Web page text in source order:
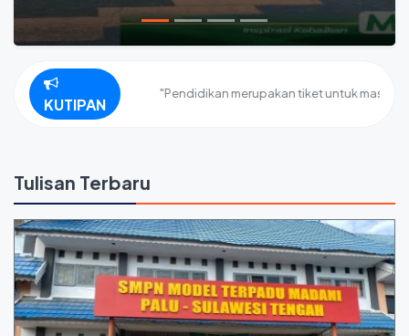
KUTIPAN
"Pendidikan merupakan tiket untuk masa
Tulisan Terbaru